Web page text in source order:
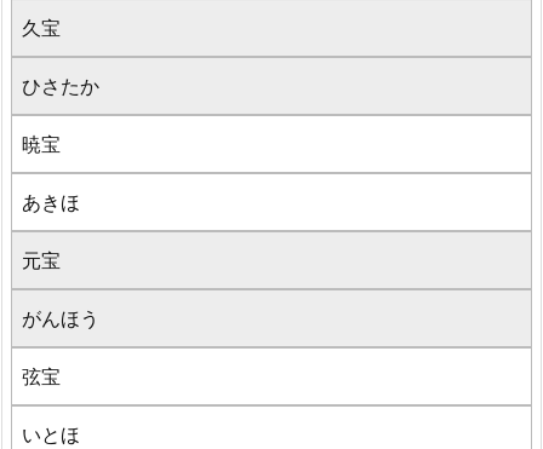
久宝
ひさたか
暁宝
あきほ
元宝
がんほう
弦宝
いとほ